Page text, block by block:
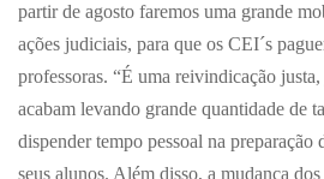
partir de agosto faremos uma grande
ações judiciais, para que os CEI´s
professoras. “É uma reivindicação
acabam levando grande quantidade de
dispender tempo pessoal na preparação
seus alunos. Além disso, a mudança